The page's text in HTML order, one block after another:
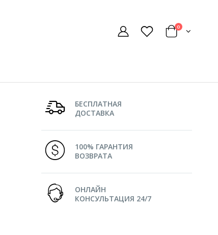
0
БЕСПЛАТНАЯ
ДОСТАВКА
100% ГАРАНТИЯ
ВОЗВРАТА
ОНЛАЙН
КОНСУЛЬТАЦИЯ 24/7